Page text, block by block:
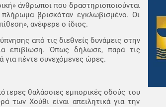
άνθρωποι που δραστηριοποιούνται
βρισκόταν εγκλωβισμένο. Οι
ανέφερε ο ίδιος.
από τις διεθνείς δυνάμεις στην
επιβίωση. Όπως δήλωσε, παρά τις
για πέντε συνεχόμενες ώρες.
θαλάσσιες εμπορικές οδούς του
των Χούθι είναι απειλητικά για την